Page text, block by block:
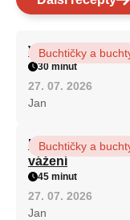
Vláčná olejová
Buchtičky a
30 minut
27. 07. 2026
Jan
Hrnková
vážení
Buchtičky a
45 minut
27. 07. 2026
Jan